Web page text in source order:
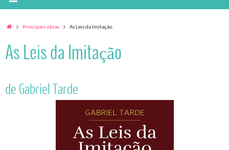
HomePrincipais obras As Leis da Imitação
As Leis da Imitação
de Gabriel Tarde